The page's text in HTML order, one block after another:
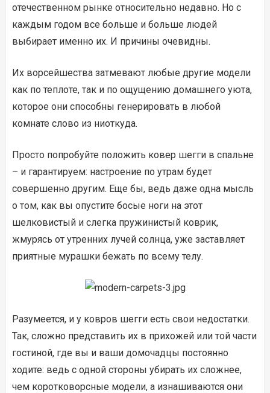
отечественном рынке относительно недавно. Но с
каждым годом все больше и больше людей
выбирает именно их. И причины очевидны.
Их ворсейшества затмевают любые другие модели
как по теплоте, так и по ощущению домашнего уюта,
которое они способны генерировать в любой
комнате слово из ниоткуда.
Просто попробуйте положить ковер шегги в спальне
– и гарантируем: настроение по утрам будет
совершенно другим. Еще бы, ведь даже одна мысль
о том, как вы опустите босые ноги на этот
шелковистый и слегка пружинистый коврик,
жмурясь от утренних лучей солнца, уже заставляет
приятные мурашки бежать по всему телу.
Разумеется, и у ковров шегги есть свои недостатки.
Так, сложно представить их в прихожей или той части
гостиной, где вы и ваши домочадцы постоянно
ходите: ведь с одной стороны убирать их сложнее,
чем коротковорсные модели, а изнашиваются они